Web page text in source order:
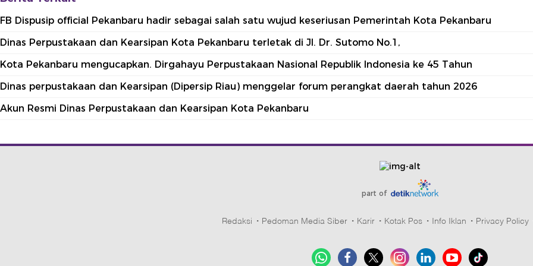
FB Dispusip official Pekanbaru hadir sebagai salah satu wujud keseriusan Pemerintah Kota Pekanbaru
Dinas Perpustakaan dan Kearsipan Kota Pekanbaru terletak di Jl. Dr. Sutomo No.1,
Kota Pekanbaru mengucapkan. Dirgahayu Perpustakaan Nasional Republik Indonesia ke 45 Tahun
Dinas perpustakaan dan Kearsipan (Dipersip Riau) menggelar forum perangkat daerah tahun 2026
Akun Resmi Dinas Perpustakaan dan Kearsipan Kota Pekanbaru
part of
Redaksi Pedoman Media Siber Karir Kotak Pos Info Iklan Privacy Policy